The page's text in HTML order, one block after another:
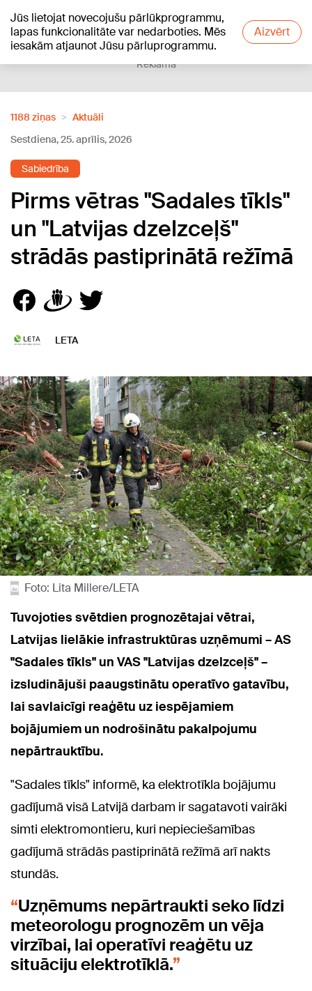
Jūs lietojat novecojušu pārlūkprogrammu,
lapas funkcionalitāte var nedarboties. Mēs
iesakām atjaunot Jūsu pārluprogrammu.
Aizvērt
+21°C
Reklāma
1188 ziņas
Aktuāli
Sestdiena, 25. aprīlis, 2026
Sabiedrība
Pirms vētras "Sadales tīkls"
un "Latvijas dzelzceļš"
strādās pastiprinātā režīmā
LETA
Foto: Lita Millere/LETA
Tuvojoties svētdien prognozētajai vētrai,
Latvijas lielākie infrastruktūras uzņēmumi – AS
"Sadales tīkls" un VAS "Latvijas dzelzceļš" –
izsludinājuši paaugstinātu operatīvo gatavību,
lai savlaicīgi reaģētu uz iespējamiem
bojājumiem un nodrošinātu pakalpojumu
nepārtrauktību.
"Sadales tīkls" informē, ka elektrotīkla bojājumu
gadījumā visā Latvijā darbam ir sagatavoti vairāki
simti elektromontieru, kuri nepieciešamības
gadījumā strādās pastiprinātā režīmā arī nakts
stundās.
Uzņēmums nepārtraukti seko līdzi
meteorologu prognozēm un vēja
virzībai, lai operatīvi reaģētu uz
situāciju elektrotīklā.